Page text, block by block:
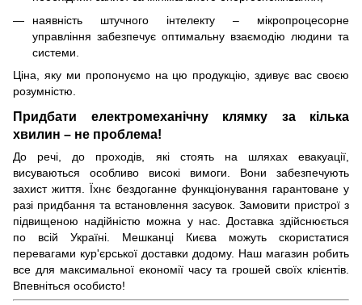
наявність штучного інтелекту – мікропроцесорне
управління забезпечує оптимальну взаємодію людини та
системи.
Ціна, яку ми пропонуємо на цю продукцію, здивує вас своєю
розумністю.
Придбати електромеханічну клямку за кілька
хвилин – не проблема!
До речі, до проходів, які стоять на шляхах евакуації,
висуваються особливо високі вимоги. Вони забезпечують
захист життя. Їхнє бездоганне функціонування гарантоване у
разі придбання та встановлення засувок. Замовити пристрої з
підвищеною надійністю можна у нас. Доставка здійснюється
по всій Україні. Мешканці Києва можуть скористатися
перевагами кур'єрської доставки додому. Наш магазин робить
все для максимальної економії часу та грошей своїх клієнтів.
Впевніться особисто!